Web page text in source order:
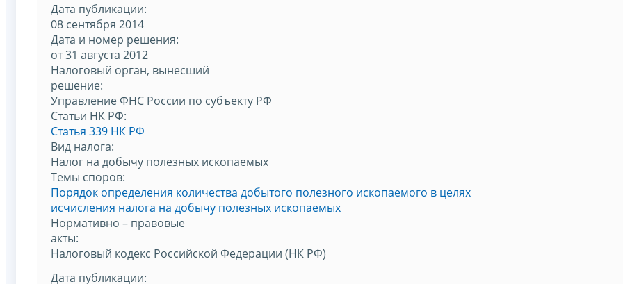
Дата публикации:
08 сентября 2014
Дата и номер решения:
от 31 августа 2012
Налоговый орган, вынесший
решение:
Управление ФНС России по субъекту РФ
Статьи НК РФ:
Статья 339 НК РФ
Вид налога:
Налог на добычу полезных ископаемых
Темы споров:
Порядок определения количества добытого полезного ископаемого в целях
исчисления налога на добычу полезных ископаемых
Нормативно – правовые
акты:
Налоговый кодекс Российской Федерации (НК РФ)
Дата публикации: